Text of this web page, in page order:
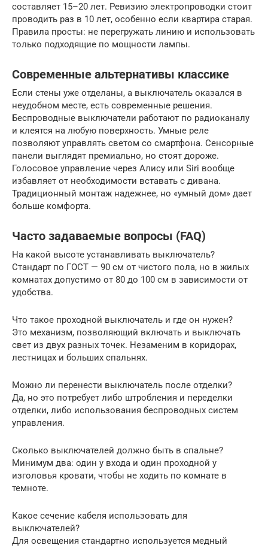
составляет 15–20 лет. Ревизию электропроводки стоит
проводить раз в 10 лет, особенно если квартира старая.
Правила просты: не перегружать линию и использовать
только подходящие по мощности лампы.
Современные альтернативы классике
Если стены уже отделаны, а выключатель оказался в
неудобном месте, есть современные решения.
Беспроводные выключатели работают по радиоканалу
и клеятся на любую поверхность. Умные реле
позволяют управлять светом со смартфона. Сенсорные
панели выглядят премиально, но стоят дороже.
Голосовое управление через Алису или Siri вообще
избавляет от необходимости вставать с дивана.
Традиционный монтаж надежнее, но «умный дом» дает
больше комфорта.
Часто задаваемые вопросы (FAQ)
На какой высоте устанавливать выключатель?
Стандарт по ГОСТ — 90 см от чистого пола, но в жилых
комнатах допустимо от 80 до 100 см в зависимости от
удобства.
Что такое проходной выключатель и где он нужен?
Это механизм, позволяющий включать и выключать
свет из двух разных точек. Незаменим в коридорах,
лестницах и больших спальнях.
Можно ли перенести выключатель после отделки?
Да, но это потребует либо штробления и переделки
отделки, либо использования беспроводных систем
управления.
Сколько выключателей должно быть в спальне?
Минимум два: один у входа и один проходной у
изголовья кровати, чтобы не ходить по комнате в
темноте.
Какое сечение кабеля использовать для
выключателей?
Для освещения стандартно используется медный